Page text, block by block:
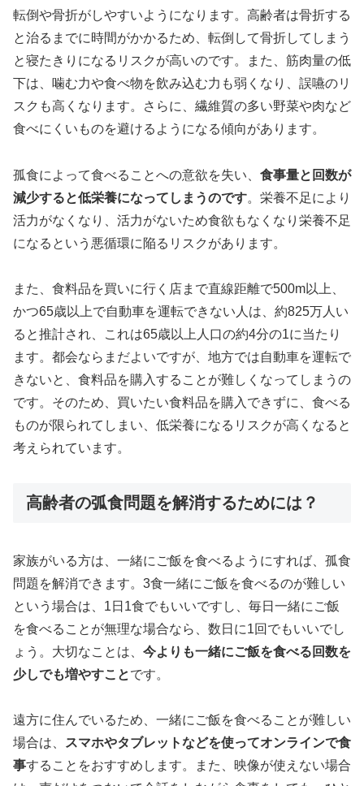
転倒や骨折がしやすいようになります。高齢者は骨折する
と治るまでに時間がかかるため、転倒して骨折してしまう
と寝たきりになるリスクが高いのです。また、筋肉量の低
下は、噛む力や食べ物を飲み込む力も弱くなり、誤嚥のリ
スクも高くなります。さらに、繊維質の多い野菜や肉など
食べにくいものを避けるようになる傾向があります。
孤食によって食べることへの意欲を失い、 食事量と回数が
減少すると低栄養になってしまうのです。栄養不足により
活力がなくなり、活力がないため食欲もなくなり栄養不足
になるという悪循環に陥るリスクがあります。
また、食料品を買いに行く店まで直線距離で500m以上、
かつ65歳以上で自動車を運転できない人は、約825万人い
ると推計され、これは65歳以上人口の約4分の1に当たり
ます。都会ならまだよいですが、地方では自動車を運転で
きないと、食料品を購入することが難しくなってしまうの
です。そのため、買いたい食料品を購入できずに、食べる
ものが限られてしまい、低栄養になるリスクが高くなると
考えられています。
高齢者の弧食問題を解消するためには？
家族がいる方は、一緒にご飯を食べるようにすれば、孤食
問題を解消できます。3食一緒にご飯を食べるのが難しい
という場合は、1日1食でもいいですし、毎日一緒にご飯
を食べることが無理な場合なら、数日に1回でもいいでし
ょう。大切なことは、 今よりも一緒にご飯を食べる回数を
少しでも増やすことです。
遠方に住んでいるため、一緒にご飯を食べることが難しい
場合は、 スマホやタブレットなどを使ってオンラインで食
事することをおすすめします。また、映像が使えない場合